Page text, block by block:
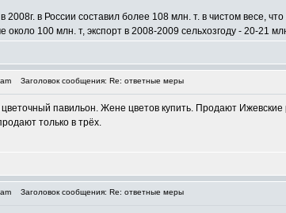
2008г. в России составил более 108 млн. т. в чистом весе,
около 100 млн. т, экспорт в 2008-2009 сельхозгоду - 20-21
Заголовок сообщения: Re: ответные меры
цветочный павильон. Жене цветов купить. Продают
только в трёх.
Заголовок сообщения: Re: ответные меры